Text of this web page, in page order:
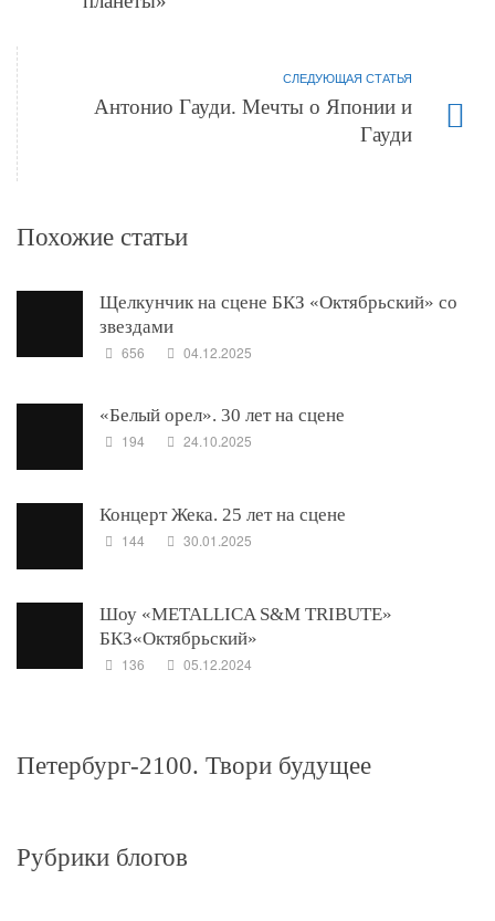
СЛЕДУЮЩАЯ СТАТЬЯ
Антонио Гауди. Мечты о Японии и
Гауди
Похожие статьи
Щелкунчик на сцене БКЗ «Октябрьский» со
звездами
656 04.12.2025
«Белый орел». 30 лет на сцене
194 24.10.2025
Концерт Жека. 25 лет на сцене
144 30.01.2025
Шоу «METALLICA S&M TRIBUTE»
БКЗ«Октябрьский»
136 05.12.2024
Петербург-2100. Твори будущее
Рубрики блогов